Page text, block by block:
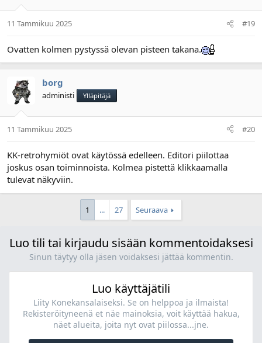
11 Tammikuu 2025 #19
Ovatten kolmen pystyssä olevan pisteen takana.
borg
administi Ylläpitäjä
11 Tammikuu 2025 #20
KK-retrohymiöt ovat käytössä edelleen. Editori piilottaa
joskus osan toiminnoista. Kolmea pistettä klikkaamalla
tulevat näkyviin.
1 ... 27 Seuraava
Luo tili tai kirjaudu sisään kommentoidaksesi
Sinun täytyy olla jäsen voidaksesi jättää kommentin.
Luo käyttäjätili
Liity Konekansalaiseksi. Se on helppoa ja ilmaista!
Rekisteröityneenä et näe mainoksia, voit käyttää hakua,
näet alueita, joita nyt ovat piilossa...jne.